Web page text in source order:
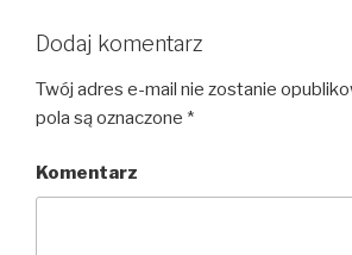
Dodaj komentarz
Twój adres e-mail nie zostanie
pola są oznaczone *
Komentarz